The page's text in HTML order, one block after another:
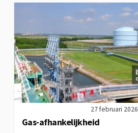
27 februari 2026
Gas-afhankelijkheid